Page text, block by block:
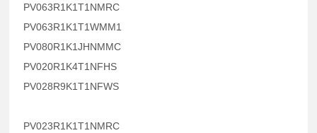
PV063R1K1T1NMRC
PV063R1K1T1WMM1
PV080R1K1JHNMMC
PV020R1K4T1NFHS
PV028R9K1T1NFWS
PV023R1K1T1NMRC